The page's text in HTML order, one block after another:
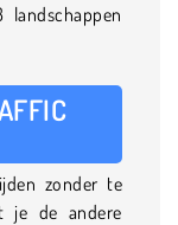
zonder te
je de andere